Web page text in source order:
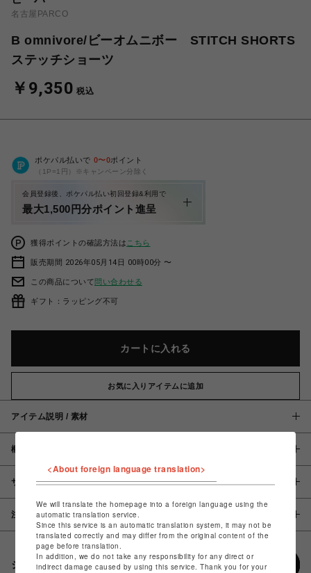
名古屋PARCO
B omnivore/ビーオムニボー STITCH SHORTS
ステッチショーツ
￥9,350 税込
ポケパル払いで 0〜0ポイント
（1P=1円）※キャンペーン分除く
会員登録後、ポケパル払い初回登録&利用で
最大1,500円分ポイント進呈
獲得ポイントの確認方法は こちら
販売期間 2026年05月14日 00時00分 〜
この商品について問い合わせる
ギフト：ラッピング不可
カートに入れる
お気に入りアイテムに追加
アイテム説明 / 素材
概要
サイズ
注意事項
シェアする
<About foreign language translation>
We will translate the homepage into a foreign language using the
automatic translation service.
Since this service is an automatic translation system, it may not be
translated correctly and may differ from the original content of the
page before translation.
In addition, we do not take any responsibility for any direct or
indirect damage caused by using this service. Thank you for your